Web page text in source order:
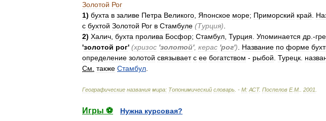
Золотой Рог
1) бухта в заливе Петра Великого Японское море; Приморский край
с бухтой Золотой Рог в Стамбуле (Турция)
2) Халич бухта пролива Босфор; Стамбул Турция Упоминается др .-
'золотой рог' (хризос 'золотой', керас 'рог') Название по форме
определение золотой связывает с ее богатством - рыбой Турецк
См также Стамбул
Географические названия мира: Топонимический словарь . - М: АСТ. Поспелов Е.М 2001
Игры ⚽
Нужна курсовая?